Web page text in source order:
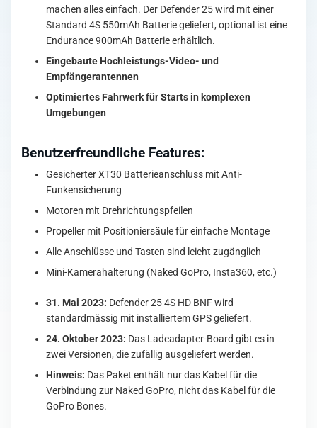
machen alles einfach. Der Defender 25 wird mit einer
Standard 4S 550mAh Batterie geliefert, optional ist eine
Endurance 900mAh Batterie erhältlich.
Eingebaute Hochleistungs-Video- und
Empfängerantennen
Optimiertes Fahrwerk für Starts in komplexen
Umgebungen
Benutzerfreundliche Features:
Gesicherter XT30 Batterieanschluss mit Anti-
Funkensicherung
Motoren mit Drehrichtungspfeilen
Propeller mit Positioniersäule für einfache Montage
Alle Anschlüsse und Tasten sind leicht zugänglich
Mini-Kamerahalterung (Naked GoPro, Insta360, etc.)
31. Mai 2023: Defender 25 4S HD BNF wird
standardmässig mit installiertem GPS geliefert.
24. Oktober 2023: Das Ladeadapter-Board gibt es in
zwei Versionen, die zufällig ausgeliefert werden.
Hinweis: Das Paket enthält nur das Kabel für die
Verbindung zur Naked GoPro, nicht das Kabel für die
GoPro Bones.